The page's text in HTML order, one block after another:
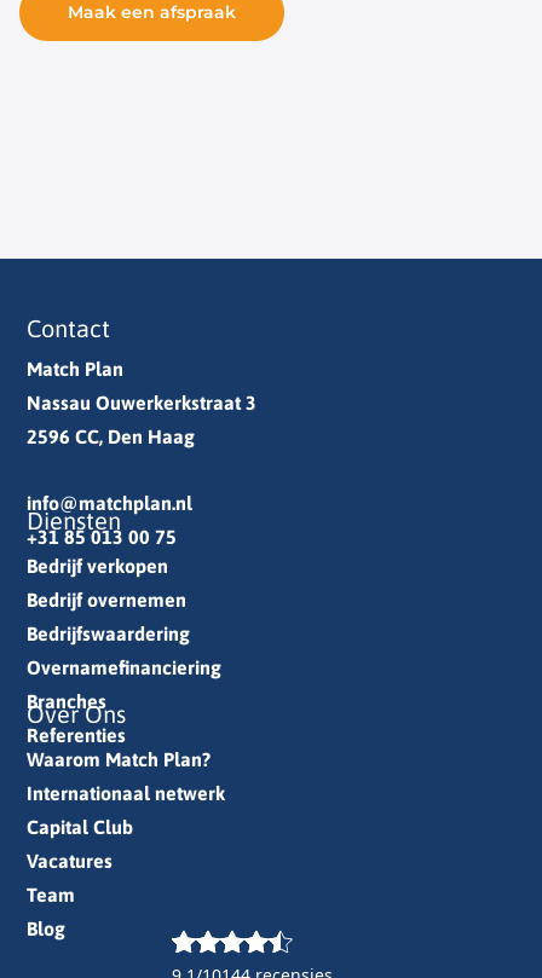
Maak een afspraak
Contact
Match Plan
Nassau Ouwerkerkstraat 3
2596 CC, Den Haag
info@matchplan.nl
+31 85 013 00 75
Diensten
Bedrijf verkopen
Bedrijf overnemen
Bedrijfswaardering
Overnamefinanciering
Branches
Referenties
Over Ons
Waarom Match Plan?
Internationaal netwerk
Capital Club
Vacatures
Team
Blog